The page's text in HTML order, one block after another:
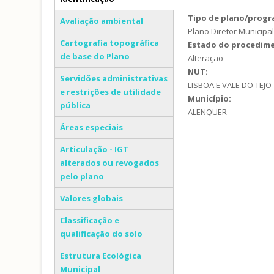
(separador ativo)
Avaliação ambiental
Cartografia topográfica
de base do Plano
Servidões administrativas
e restrições de utilidade
pública
Áreas especiais
Articulação - IGT
alterados ou revogados
pelo plano
Valores globais
Classificação e
qualificação do solo
Estrutura Ecológica
Municipal
Tipo de plano/
Plano Diretor Municipal
Estado do
Alteração
NUT:
LISBOA E VALE DO TEJO
Município:
ALENQUER